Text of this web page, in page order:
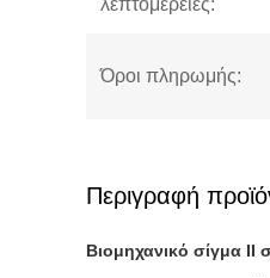
λεπτομέρειες:
Όροι πληρωμής:
Περιγραφή
Βιομηχανικό σίγμα